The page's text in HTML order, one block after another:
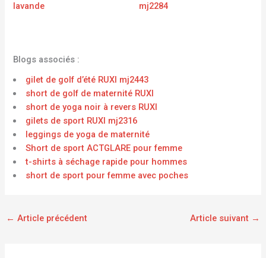
lavande
mj2284
Blogs associés :
gilet de golf d’été RUXI mj2443
short de golf de maternité RUXI
short de yoga noir à revers RUXI
gilets de sport RUXI mj2316
leggings de yoga de maternité
Short de sport ACTGLARE pour femme
t-shirts à séchage rapide pour hommes
short de sport pour femme avec poches
← Article précédent Article suivant →